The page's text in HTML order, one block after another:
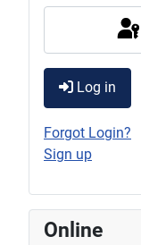
Log in
Forgot Login?
Sign up
Online